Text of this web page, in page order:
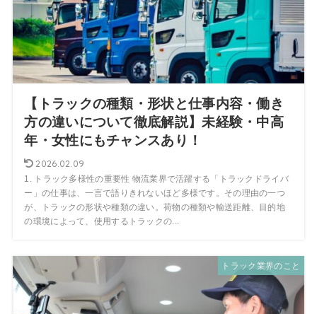
【トラックの種類・形状と仕事内容・働き
方の違いについて徹底解説】未経験・中高
年・女性にもチャンスあり！
2026.02.09
1. トラック多様性の重要性 物流業界で活躍する「トラックドライバ
ー」の仕事は、一言で語りきれないほど多様です。その理由の一つ
が、トラックの形状や種類の違い。荷物の種類や輸送距離、目的地
の環境によって、使用するトラックの...
トラック業界のこと